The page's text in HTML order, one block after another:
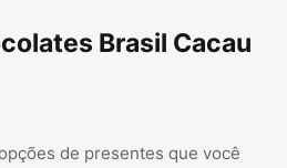
Brasil Cacau
de presentes que você